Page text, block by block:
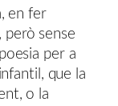
en fer
sense
per a
que la
o la